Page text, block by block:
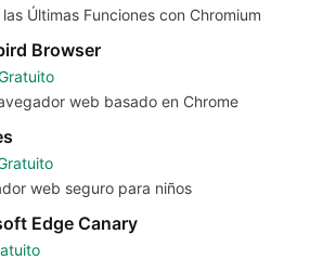
Últimas Funciones con Chromium
Browser
web basado en Chrome
web seguro para niños
Edge Canary